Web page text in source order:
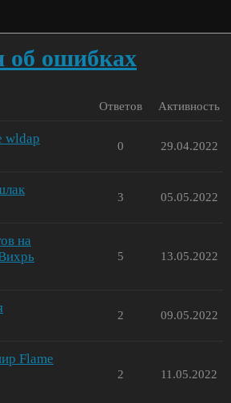
об ошибках
Ответов Активность
wldap 0 29.04.2022
3 05.05.2022
на
5 13.05.2022
2 09.05.2022
Flame
2 11.05.2022